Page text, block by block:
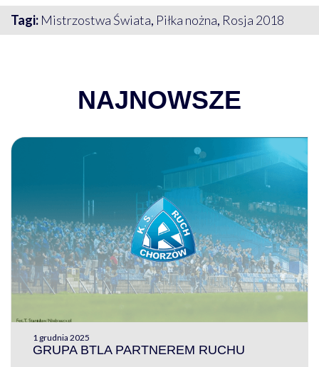
Tagi: Mistrzostwa Świata, Piłka nożna, Rosja 2018
NAJNOWSZE
1 grudnia 2025
GRUPA BTLA PARTNEREM RUCHU